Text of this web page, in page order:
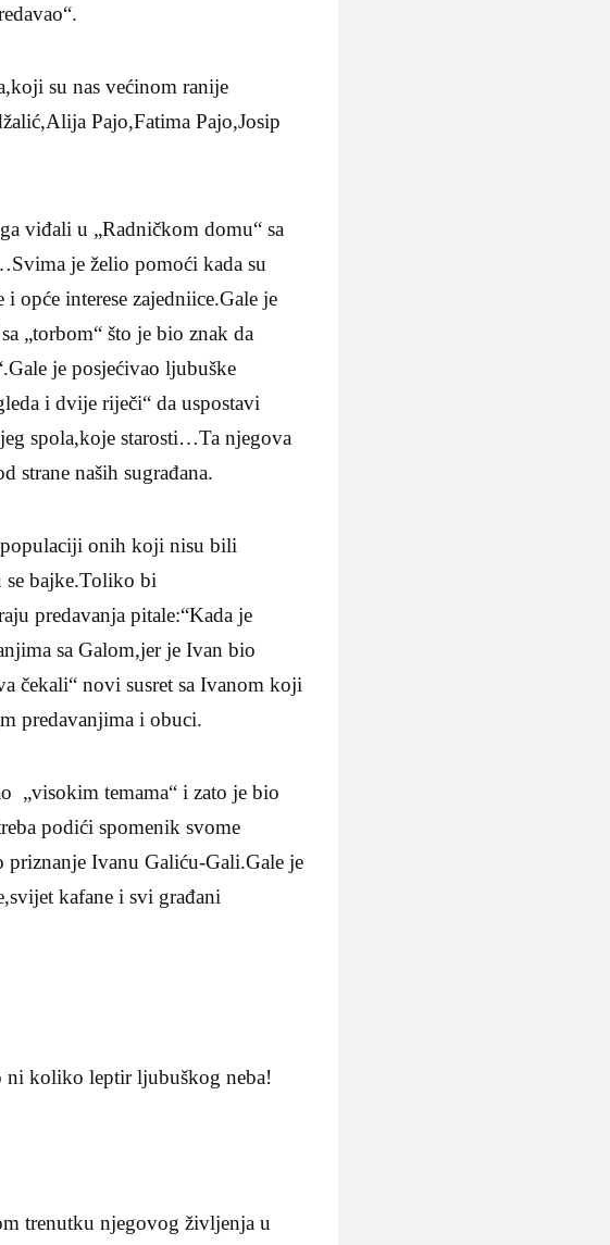
su nas većinom ranije
Pajo,Fatima Pajo,Josip
viđali u „Radničkom domu“ sa
je želio pomoći kada su
interese zajedniice.Gale je
„torbom“ što je bio znak da
je posjećivao ljubuške
i dvije riječi“ da uspostavi
spola,koje starosti…Ta njegova
strane naših sugrađana.
onih koji nisu bili
se bajke.Toliko bi
predavanja pitale:“Kada je
sa Galom,jer je Ivan bio
čekali“ novi susret sa Ivanom koji
predavanjima i obuci.
„visokim temama“ i zato je bio
podići spomenik svome
Ivanu Galiću-Gali.Gale je
kafane i svi građani
ni koliko leptir ljubuškog neba!
trenutku njegovog življenja u